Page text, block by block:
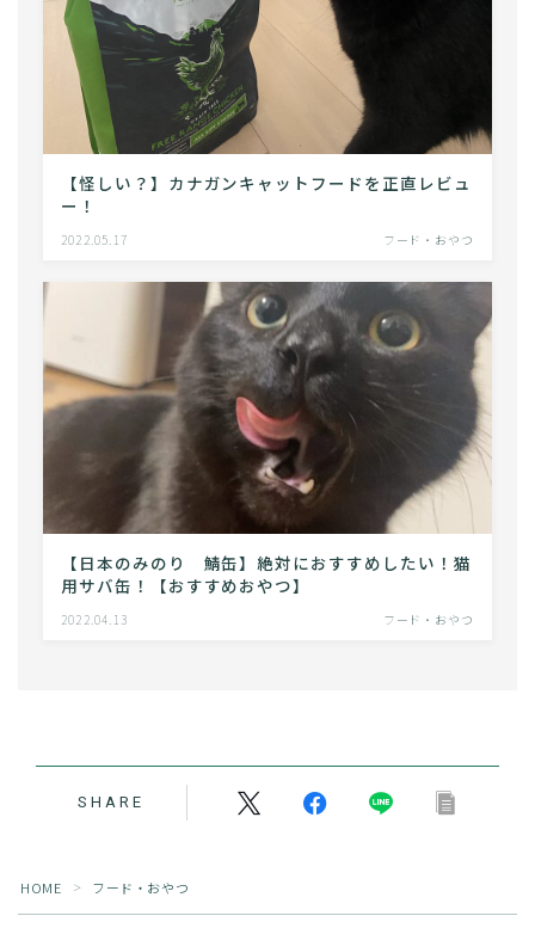
【怪しい？】カナガンキャットフードを正直レビュ
ー！
2022.05.17 フード・おやつ
【日本のみのり 鯖缶】絶対におすすめしたい！猫
用サバ缶！【おすすめおやつ】
2022.04.13 フード・おやつ
SHARE
HOME ＞ フード・おやつ